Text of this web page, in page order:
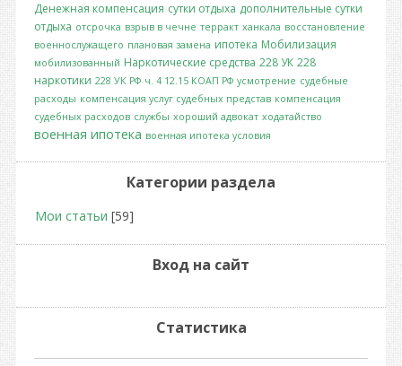
Денежная компенсация сутки отдыха дополнительные сутки
отдыха отсрочка взрыв в чечне терракт ханкала восстановление
военнослужащего плановая замена ипотека Мобилизация
мобилизованный Наркотические средства 228 УК 228
наркотики 228 УК РФ ч. 4 12.15 КОАП РФ усмотрение судебные
расходы компенсация услуг судебных представ компенсация
судебных расходов службы хороший адвокат ходатайство
военная ипотека военная ипотека условия
Категории раздела
Мои статьи [59]
Вход на сайт
Статистика